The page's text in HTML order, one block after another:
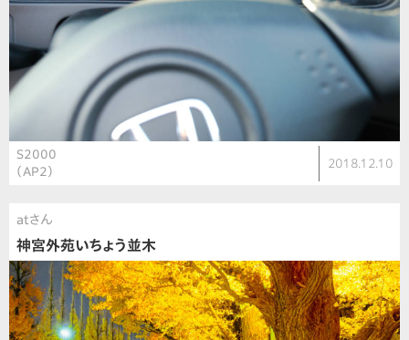
S2000
（AP2）
2018.12.10
atさん
神宮外苑いちょう並木